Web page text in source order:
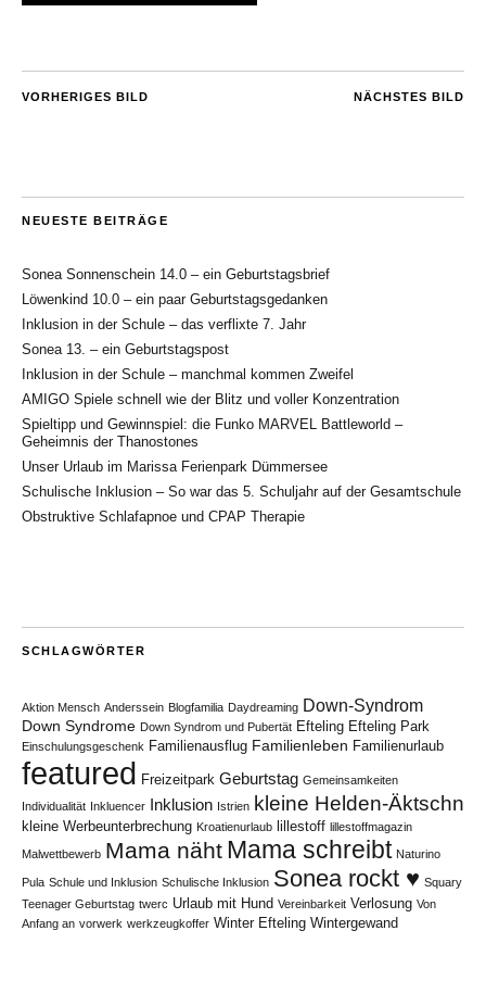
NÄCHSTES BILD
VORHERIGES BILD
NEUESTE BEITRÄGE
Sonea Sonnenschein 14.0 – ein Geburtstagsbrief
Löwenkind 10.0 – ein paar Geburtstagsgedanken
Inklusion in der Schule – das verflixte 7. Jahr
Sonea 13. – ein Geburtstagspost
Inklusion in der Schule – manchmal kommen Zweifel
AMIGO Spiele schnell wie der Blitz und voller Konzentration
Spieltipp und Gewinnspiel: die Funko MARVEL Battleworld –
Geheimnis der Thanostones
Unser Urlaub im Marissa Ferienpark Dümmersee
Schulische Inklusion – So war das 5. Schuljahr auf der Gesamtschule
Obstruktive Schlafapnoe und CPAP Therapie
SCHLAGWÖRTER
Aktion Mensch Anderssein Blogfamilia Daydreaming Down-Syndrom
Down Syndrome Down Syndrom und Pubertät Efteling Efteling Park
Einschulungsgeschenk Familienausflug Familienleben Familienurlaub
featured Freizeitpark Geburtstag Gemeinsamkeiten
Individualität Inkluencer Inklusion Istrien kleine Helden-Äktschn
kleine Werbeunterbrechung Kroatienurlaub lillestoff lillestoffmagazin
Malwettbewerb Mama näht Mama schreibt Naturino
Pula Schule und Inklusion Schulische Inklusion Sonea rockt ♥ Squary
Teenager Geburtstag twerc Urlaub mit Hund Vereinbarkeit Verlosung Von
Anfang an vorwerk werkzeugkoffer Winter Efteling Wintergewand